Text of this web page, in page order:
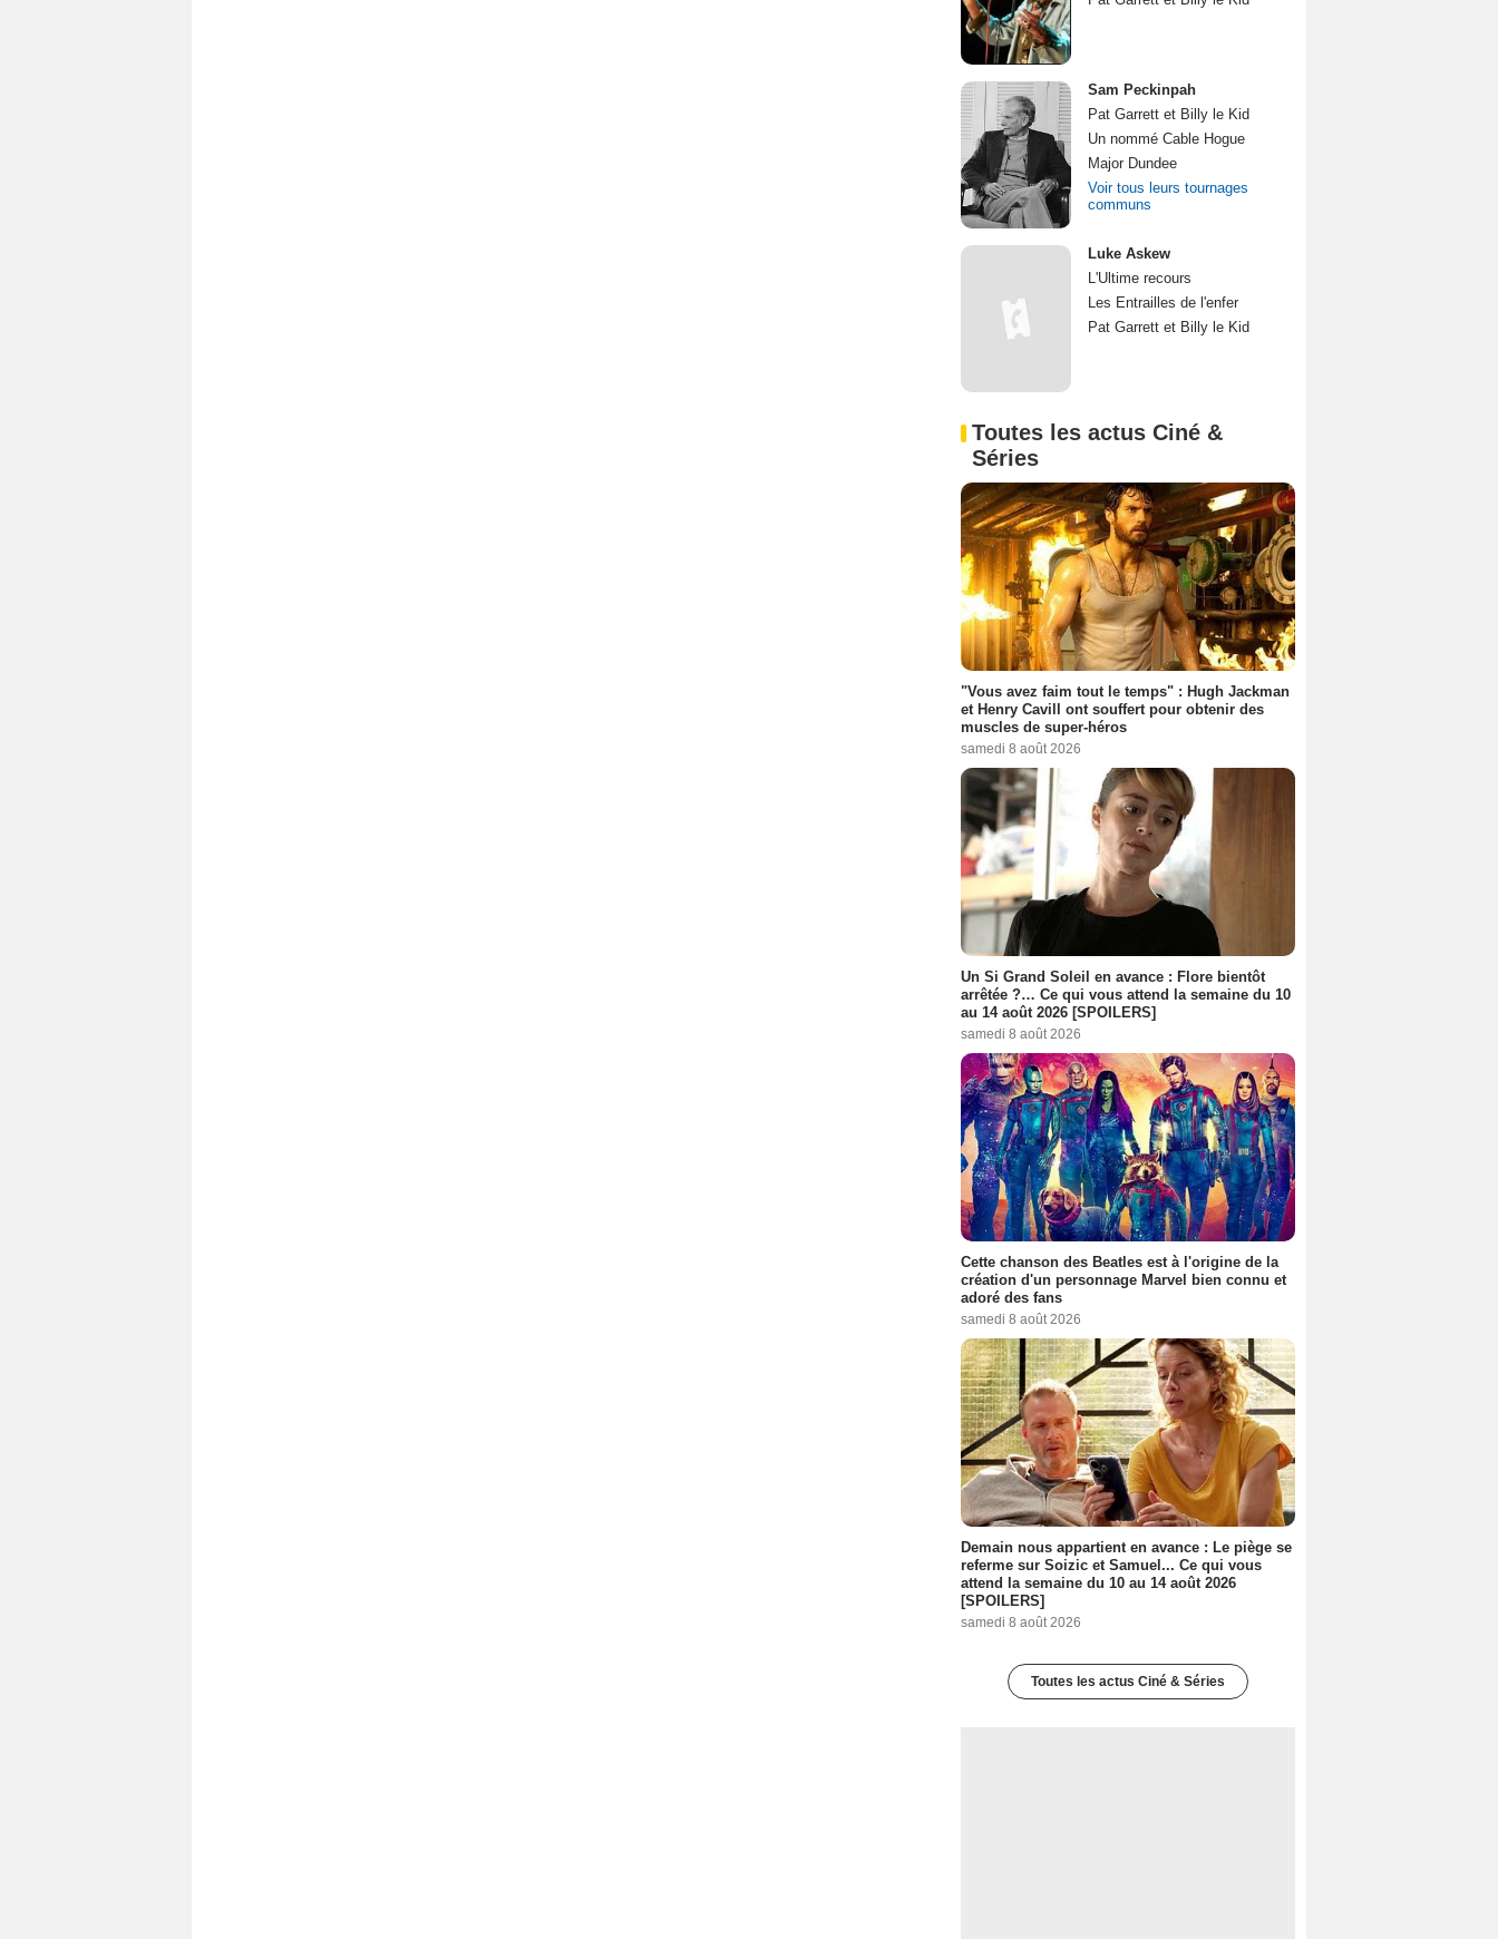
Sam Peckinpah
Pat Garrett et Billy le Kid
Un nommé Cable Hogue
Major Dundee
Voir tous leurs tournages
communs
Luke Askew
L'Ultime recours
Les Entrailles de l'enfer
Pat Garrett et Billy le Kid
Toutes les actus Ciné &
Séries
"Vous avez faim tout le temps" : Hugh Jackman
et Henry Cavill ont souffert pour obtenir des
muscles de super-héros
samedi 8 août 2026
Un Si Grand Soleil en avance : Flore bientôt
arrêtée ?… Ce qui vous attend la semaine du 10
au 14 août 2026 [SPOILERS]
samedi 8 août 2026
Cette chanson des Beatles est à l'origine de la
création d'un personnage Marvel bien connu et
adoré des fans
samedi 8 août 2026
Demain nous appartient en avance : Le piège se
referme sur Soizic et Samuel... Ce qui vous
attend la semaine du 10 au 14 août 2026
[SPOILERS]
samedi 8 août 2026
Toutes les actus Ciné & Séries